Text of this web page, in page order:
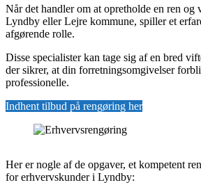
Når det handler om at opretholde en ren og
Lyndby eller Lejre kommune, spiller et
afgørende rolle.
Disse specialister kan tage sig af en bred
der sikrer, at din forretningsomgivelser
professionelle.
Indhent tilbud på rengøring her
Her er nogle af de opgaver, et kompetent
for erhvervskunder i Lyndby: